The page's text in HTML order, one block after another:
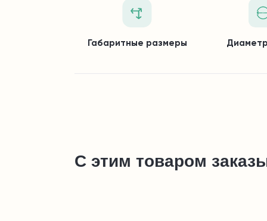
Габаритные размеры
С этим товаром